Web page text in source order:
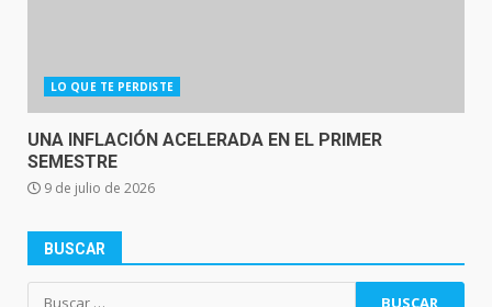
LO QUE TE PERDISTE
UNA INFLACIÓN ACELERADA EN EL PRIMER
SEMESTRE
9 de julio de 2026
BUSCAR
Buscar: